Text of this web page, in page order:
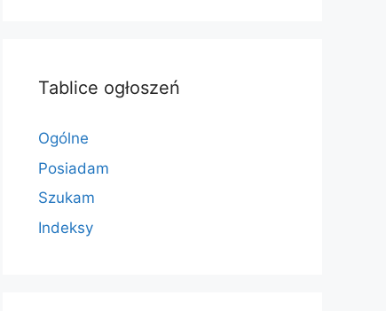
Tablice ogłoszeń
Ogólne
Posiadam
Szukam
Indeksy